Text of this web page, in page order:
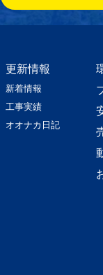
更新情報
新着情報
工事実績
オオナカ日記